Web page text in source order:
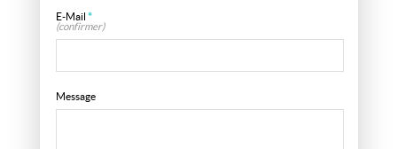
E-Mail *
(confirmer)
Message